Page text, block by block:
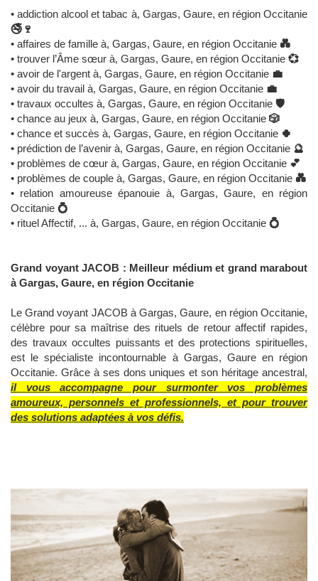
• addiction alcool et tabac à, Gargas, Gaure, en région Occitanie
🚭🍷
• affaires de famille à, Gargas, Gaure, en région Occitanie 💑
• trouver l’Âme sœur à, Gargas, Gaure, en région Occitanie 💞
• avoir de l'argent à, Gargas, Gaure, en région Occitanie 💼
• avoir du travail à, Gargas, Gaure, en région Occitanie 💼
• travaux occultes à, Gargas, Gaure, en région Occitanie 🛡️
• chance au jeux à, Gargas, Gaure, en région Occitanie 🎲
• chance et succès à, Gargas, Gaure, en région Occitanie 🍀
• prédiction de l’avenir à, Gargas, Gaure, en région Occitanie 🔮
• problèmes de cœur à, Gargas, Gaure, en région Occitanie 💕
• problèmes de couple à, Gargas, Gaure, en région Occitanie 💑
• relation amoureuse épanouie à, Gargas, Gaure, en région
Occitanie 💍
• rituel Affectif, ... à, Gargas, Gaure, en région Occitanie 💍
Grand voyant JACOB : Meilleur médium et grand marabout
à Gargas, Gaure, en région Occitanie
Le Grand voyant JACOB à Gargas, Gaure, en région Occitanie,
célèbre pour sa maîtrise des rituels de retour affectif rapides,
des travaux occultes puissants et des protections spirituelles,
est le spécialiste incontournable à Gargas, Gaure en région
Occitanie. Grâce à ses dons uniques et son héritage ancestral,
il vous accompagne pour surmonter vos problèmes
amoureux, personnels et professionnels, et pour trouver
des solutions adaptées à vos défis.